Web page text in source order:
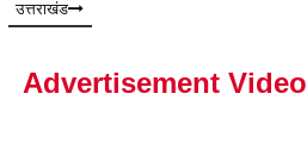
उत्तराखंड
Advertisement Video